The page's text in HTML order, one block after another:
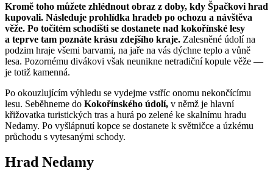
Kromě toho můžete zhlédnout obraz z doby, kdy Špačkovi hrad
kupovali. Následuje prohlídka hradeb po ochozu a návštěva
věže. Po točitém schodišti se dostanete nad kokořínské lesy
a teprve tam poznáte krásu zdejšího kraje. Zalesněné údolí na
podzim hraje všemi barvami, na jaře na vás dýchne teplo a vůně
lesa. Pozornému divákovi však neunikne netradiční kopule věže —
je totiž kamenná.
Po okouzlujícím výhledu se vydejme vstříc onomu nekončícímu
lesu. Seběhneme do Kokořínského údolí, v němž je hlavní
křižovatka turistických tras a hurá po zelené ke skalnímu hradu
Nedamy. Po vyšlápnutí kopce se dostanete k světničce a úzkému
průchodu s vytesanými schody.
Hrad Nedamy